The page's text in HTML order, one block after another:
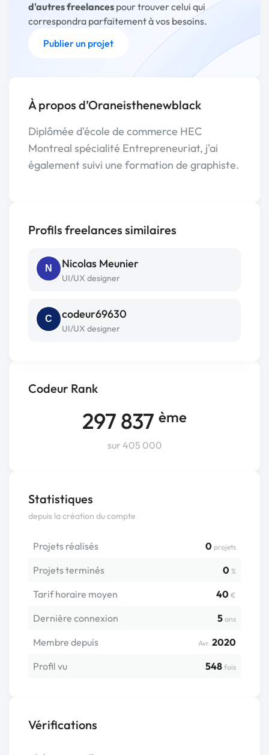
Codeur Rank
297 837 ème
sur 405 000
Statistiques
depuis la création du compte
Projets réalisés 0 projets
Projets terminés 0 %
Tarif horaire moyen 40 €
Dernière connexion 5 ans
Membre depuis Avr. 2020
Profil vu
548 fois
Vérifications
d'autres freelances pour trouver celui qui
correspondra parfaitement à vos besoins.
Publier un projet
À propos d’Oraneisthenewblack
Diplômée d'école de commerce HEC
Montreal spécialité Entrepreneuriat, j'ai
également suivi une formation de graphiste.
Profils freelances similaires
N Nicolas Meunier
UI/UX designer
C codeur69630
UI/UX designer